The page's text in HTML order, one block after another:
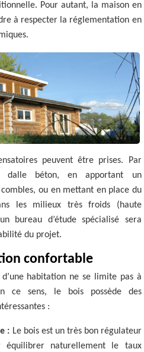
Pour autant, la maison en
à respecter la réglementation en
peuvent être prises. Par
dalle béton, en apportant un
ou en mettant en place du
les milieux très froids (haute
bureau d’étude spécialisé sera
du projet.
confortable
habitation ne se limite pas à
ce sens, le bois possède des
:
: Le bois est un très bon régulateur
équilibrer naturellement le taux